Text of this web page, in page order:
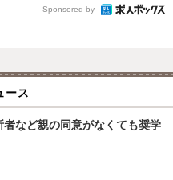
Sponsored by
ース
など親の同意がなくても奨学